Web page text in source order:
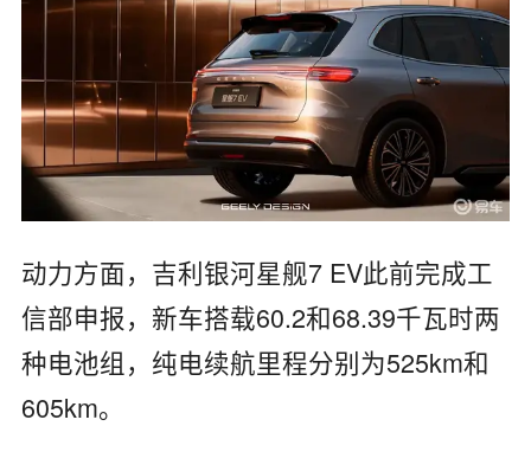
动力方面，吉利银河星舰7 EV此前完成工
信部申报，新车搭载60.2和68.39千瓦时两
种电池组，纯电续航里程分别为525km和
605km。